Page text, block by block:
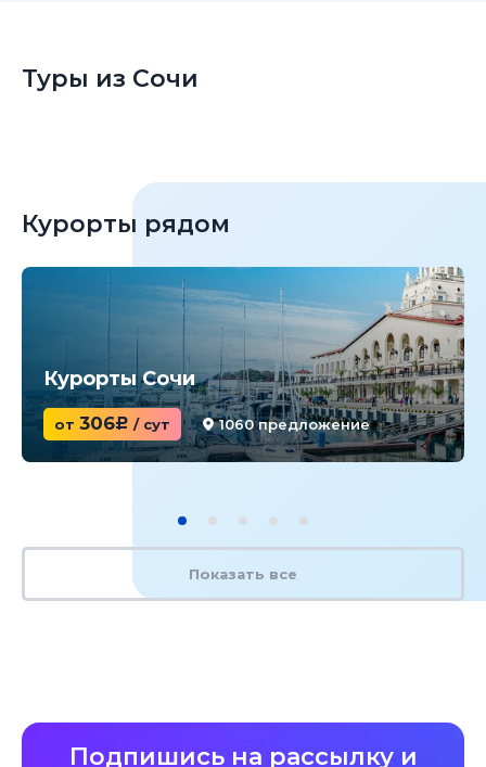
Туры из Сочи
Курорты рядом
Курорты Сочи
от 306c / сут 1060 предложение
Показать все
Подпишись на рассылку и